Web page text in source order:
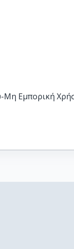
Εμπορική